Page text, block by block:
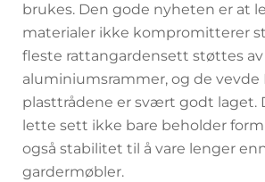
brukes. Den gode nyheten er at
materialer ikke kompromitterer
fleste rattangardensett støttes
aluminiumsrammer, og de vevde
plasttrådene er svært godt laget.
lette sett ikke bare beholder
også stabilitet til å vare lenger
gardermøbler.